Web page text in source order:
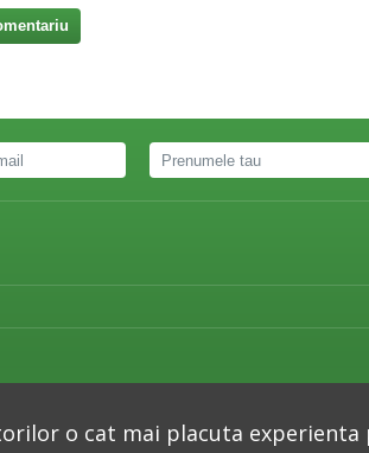
o cat mai placuta experienta